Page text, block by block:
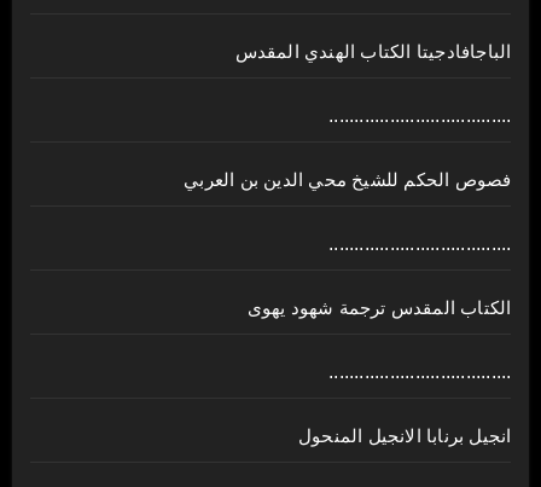
الباجافادجيتا الكتاب الهندي المقدس
....................................
فصوص الحكم للشيخ محي الدين بن العربي
....................................
الكتاب المقدس ترجمة شهود يهوى
....................................
انجيل برنابا الانجيل المنحول